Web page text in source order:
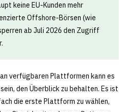
keine EU-Kunden mehr
Offshore-Börsen (wie
ab Juli 2026 den Zugriff
verfügbaren Plattformen kann es
den Überblick zu behalten. Es ist
die erste Plattform zu wählen,